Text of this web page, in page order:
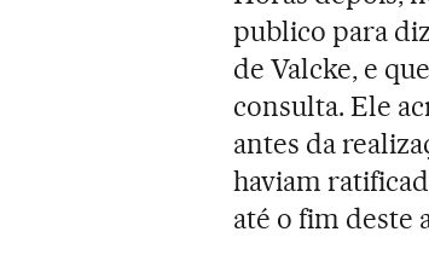
publico para
de Valcke, e
consulta. Ele
antes da
haviam
até o fim deste